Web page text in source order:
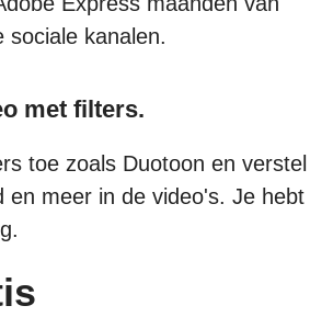
sociale kanalen.
met filters.
toe zoals Duotoon en verstel
en meer in de video's. Je hebt